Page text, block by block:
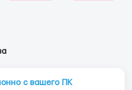
c вашего ПК